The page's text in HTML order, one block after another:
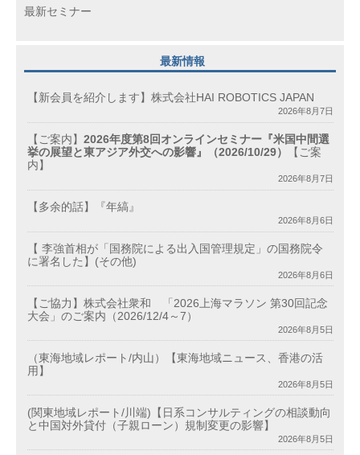
最新セミナー
最新情報
【新会員を紹介します】株式会社HAI ROBOTICS JAPAN
2026年8月7日
【ご案内】 2026年度第8回オンラインセミナー『米国中間選
挙の展望と東アジア外交への影響』（2026/10/29）
【ご案
内】
2026年8月7日
【多余的話】『年縞』
2026年8月6日
【 李強首相が「国務院による出入国管理規定」の国務院令
に署名した】(その他)
2026年8月6日
【ご協力】株式会社衆和 「2026上海マラソン 第30回記念
大会」のご案内（2026/12/4～7）
2026年8月5日
（東海地域レポート/内山）【東海地域ニュース、香港の活
用】
2026年8月5日
(関東地域レポート/川端)【日系コンサルティングの相談動向
と中国対外貸付（子親ローン）規制変更の影響】
2026年8月5日